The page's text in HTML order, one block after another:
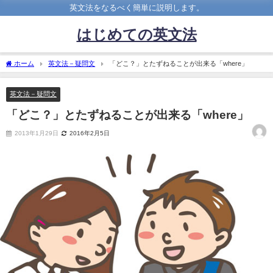
英文法をなるべく簡単に説明します。
はじめての英文法
ホーム 英文法－疑問文 「どこ？」とたずねることが出来る「where」
英文法－疑問文
「どこ？」とたずねることが出来る「where」
2013年1月29日 2016年2月5日